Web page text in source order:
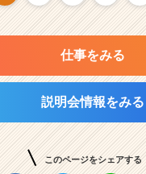
仕事をみる
説明会情報をみる
このページをシェアする